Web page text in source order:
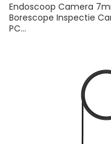
Endoscoop Camera
Borescope Inspectie
PC…